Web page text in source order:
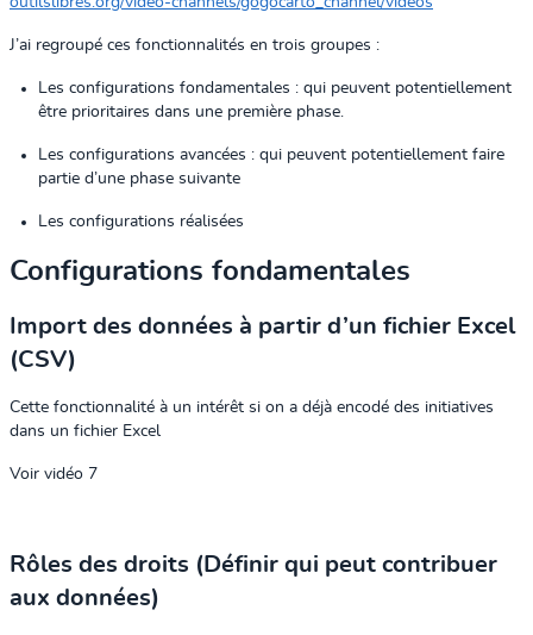
J’ai regroupé ces fonctionnalités en trois groupes :
Les configurations fondamentales : qui peuvent potentiellement
être prioritaires dans une première phase.
Les configurations avancées : qui peuvent potentiellement faire
partie d’une phase suivante
Les configurations réalisées
Configurations fondamentales
Import des données à partir d’un fichier Excel
(CSV)
Cette fonctionnalité à un intérêt si on a déjà encodé des initiatives
dans un fichier Excel
Voir vidéo 7
Rôles des droits (Définir qui peut contribuer
aux données)